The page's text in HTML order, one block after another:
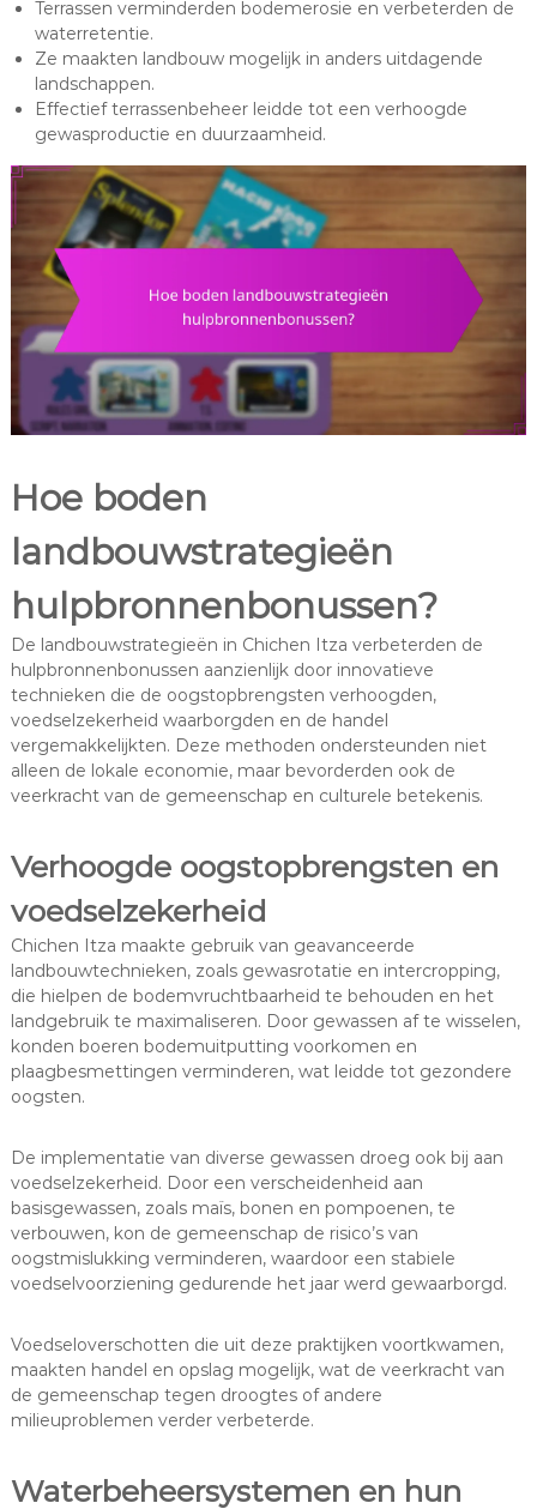
Terrassen verminderden bodemerosie en verbeterden de
waterretentie.
Ze maakten landbouw mogelijk in anders uitdagende
landschappen.
Effectief terrassenbeheer leidde tot een verhoogde
gewasproductie en duurzaamheid.
Hoe boden
landbouwstrategieën
hulpbronnenbonussen?
De landbouwstrategieën in Chichen Itza verbeterden de
hulpbronnenbonussen aanzienlijk door innovatieve
technieken die de oogstopbrengsten verhoogden,
voedselzekerheid waarborgden en de handel
vergemakkelijkten. Deze methoden ondersteunden niet
alleen de lokale economie, maar bevorderden ook de
veerkracht van de gemeenschap en culturele betekenis.
Verhoogde oogstopbrengsten en
voedselzekerheid
Chichen Itza maakte gebruik van geavanceerde
landbouwtechnieken, zoals gewasrotatie en intercropping,
die hielpen de bodemvruchtbaarheid te behouden en het
landgebruik te maximaliseren. Door gewassen af te wisselen,
konden boeren bodemuitputting voorkomen en
plaagbesmettingen verminderen, wat leidde tot gezondere
oogsten.
De implementatie van diverse gewassen droeg ook bij aan
voedselzekerheid. Door een verscheidenheid aan
basisgewassen, zoals maïs, bonen en pompoenen, te
verbouwen, kon de gemeenschap de risico’s van
oogstmislukking verminderen, waardoor een stabiele
voedselvoorziening gedurende het jaar werd gewaarborgd.
Voedseloverschotten die uit deze praktijken voortkwamen,
maakten handel en opslag mogelijk, wat de veerkracht van
de gemeenschap tegen droogtes of andere
milieuproblemen verder verbeterde.
Waterbeheersystemen en hun